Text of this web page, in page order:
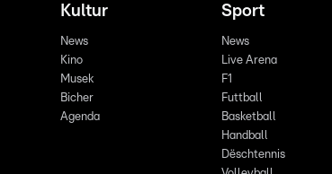
Kultur
News
Kino
Musek
Bicher
Agenda
Sport
News
Live Arena
F1
Futtball
Basketball
Handball
Dëschtennis